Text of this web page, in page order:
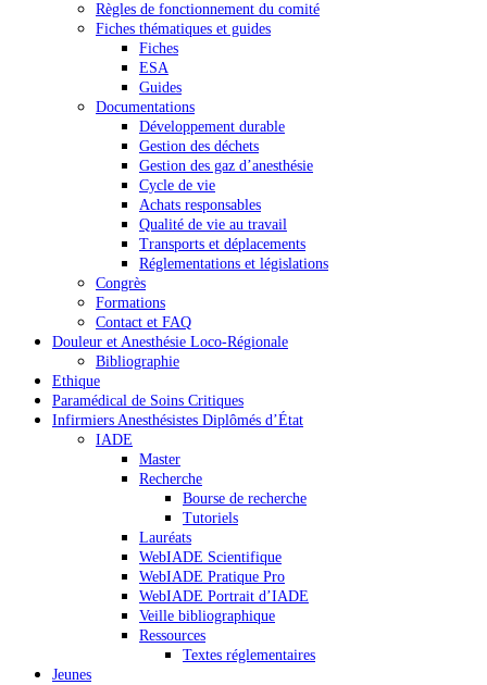
Règles de fonctionnement du comité
Fiches thématiques et guides
Fiches
ESA
Guides
Documentations
Développement durable
Gestion des déchets
Gestion des gaz d’anesthésie
Cycle de vie
Achats responsables
Qualité de vie au travail
Transports et déplacements
Réglementations et législations
Congrès
Formations
Contact et FAQ
Douleur et Anesthésie Loco-Régionale
Bibliographie
Ethique
Paramédical de Soins Critiques
Infirmiers Anesthésistes Diplômés d’État
IADE
Master
Recherche
Bourse de recherche
Tutoriels
Lauréats
WebIADE Scientifique
WebIADE Pratique Pro
WebIADE Portrait d’IADE
Veille bibliographique
Ressources
Textes réglementaires
Jeunes